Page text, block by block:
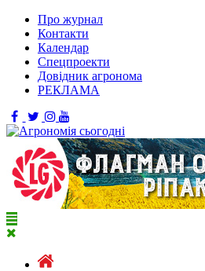
Про журнал
Контакти
Календар
Спецпроекти
Довідник агронома
РЕКЛАМА